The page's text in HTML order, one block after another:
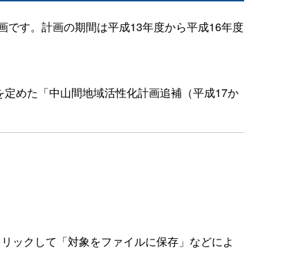
す。計画の期間は平成13年度から平成16年度
めた「中山間地域活性化計画追補（平成17か
ックして「対象をファイルに保存」などによ